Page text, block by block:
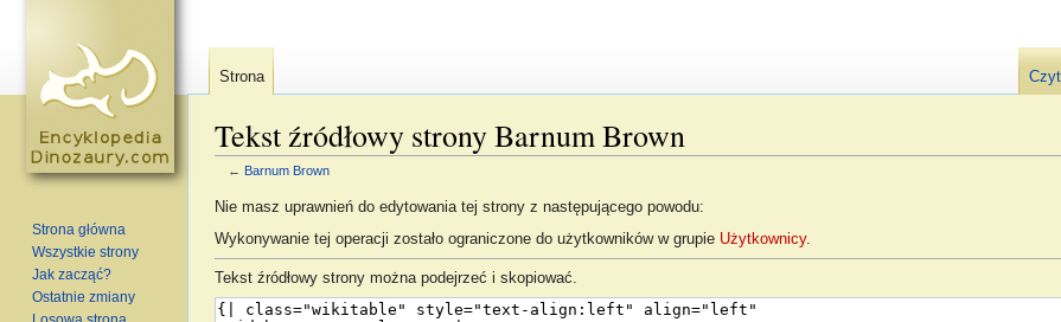
Tekst źródłowy strony Barnum Brown
← Barnum Brown
Nie masz uprawnień do edytowania tej strony z następującego powodu:
Wykonywanie tej operacji zostało ograniczone do użytkowników w grupie Użytkownicy.
Tekst źródłowy strony można podejrzeć i skopiować.
Strona
Strona główna
Wszystkie strony
Jak zacząć?
Ostatnie zmiany